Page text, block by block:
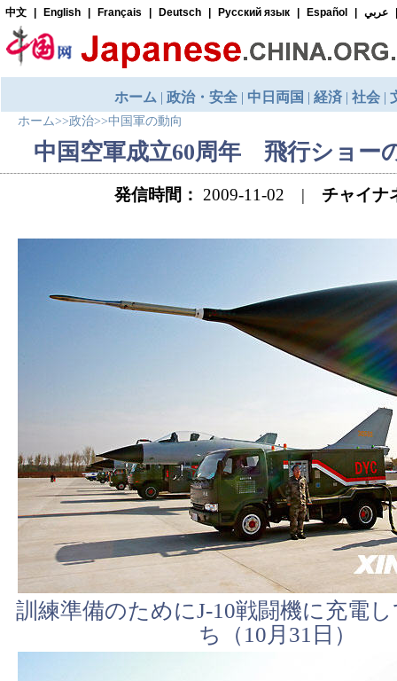
ホーム>>政治>>中国軍の動向
中国空軍成立60周年 飛行ショー
発信時間： 2009-11-02 | チャイナ
訓練準備のためにJ-10戦闘機に充電
ち（10月31日）